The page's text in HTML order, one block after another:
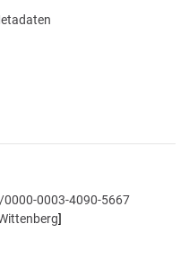
0003-4090-5667
]